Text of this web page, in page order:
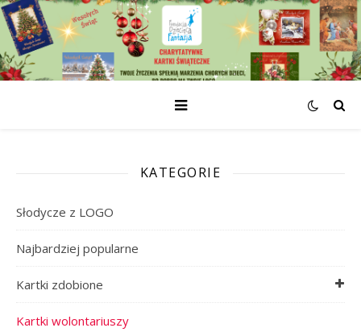
KATEGORIE
Słodycze z LOGO
Najbardziej popularne
Kartki zdobione
Kartki wolontariuszy